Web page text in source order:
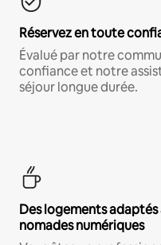
Réservez en toute
Évalué par notre
confiance et notre
séjour longue durée.
Des logements
nomades numériques